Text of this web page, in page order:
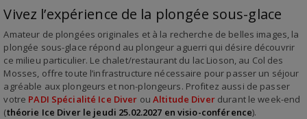
Vivez l’expérience de la plongée sous-glace
Amateur de plongées originales et à la recherche de belles images, la
plongée sous-glace répond au plongeur aguerri qui désire découvrir
ce milieu particulier. Le chalet/restaurant du lac Lioson, au Col des
Mosses, offre toute l’infrastructure nécessaire pour passer un séjour
agréable aux plongeurs et non-plongeurs. Profitez aussi de passer
votre PADI Spécialité Ice Diver ouAltitude Diverdurant le week-end
(théorie Ice Diver le jeudi 25.02.2027 en visio-conférence).